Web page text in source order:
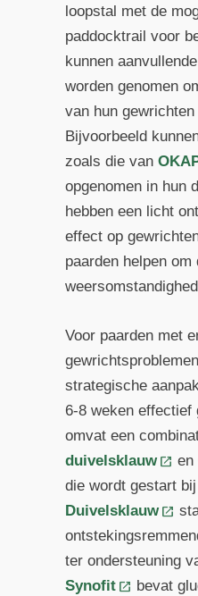
loopstal met de
paddocktrail voor
kunnen
worden genomen
van hun
Bijvoorbeeld
zoals die van
opgenomen in hun
hebben een licht
effect op
paarden helpen om
Voor paarden met
strategische
6-8 weken effectief
omvat een
duivelsklauw
en
die wordt gestart
Duivelsklauw
ter ondersteuning
Synofit
bevat